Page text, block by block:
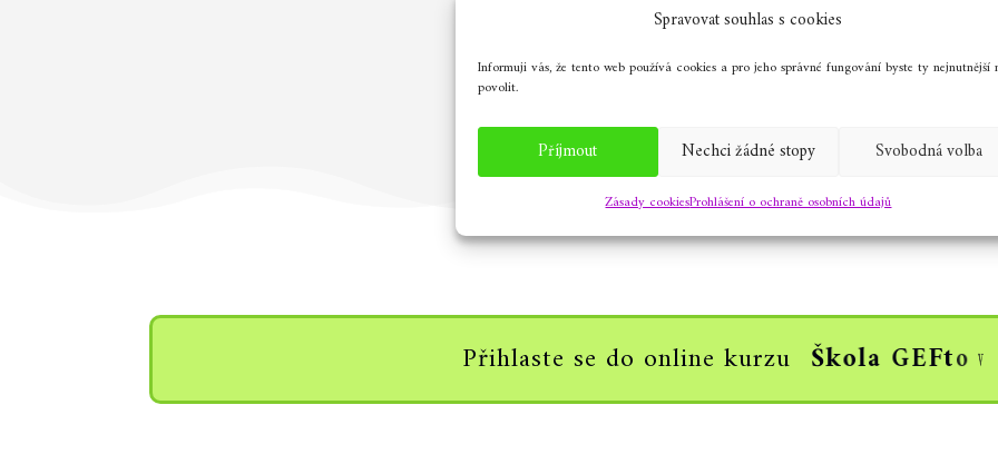
Spravovat souhlas s cookies
Informuji vás, že tento web používá cookies a pro jeho správné fungování byste ty nejnutnější
povolit.
Příjmout Nechci žádné stopy Svobodná volba
Zásady cookiesProhlášení o ochraně osobních údajů
Přihlaste se do online kurzu Š ko